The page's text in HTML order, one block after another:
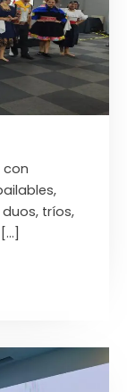
con
tríos,